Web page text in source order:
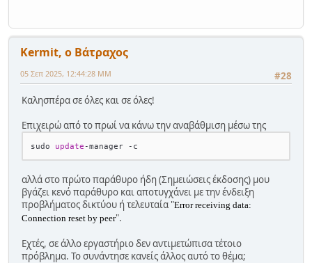
Kermit, ο Βάτραχος
#28
05 Σεπ 2025, 12:44:28 ΜΜ
Καλησπέρα σε όλες και σε όλες!
Επιχειρώ από το πρωί να κάνω την αναβάθμιση μέσω της
sudo update -manager -
αλλά στο πρώτο παράθυρο ήδη (Σημειώσεις έκδοσης) μου
βγάζει κενό παράθυρο και αποτυγχάνει με την ένδειξη
προβλήματος δικτύου ή τελευταία "Error receiving data:
Connection reset by peer".
Εχτές, σε άλλο εργαστήριο δεν αντιμετώπισα τέτοιο
πρόβλημα. Το συνάντησε κανείς άλλος αυτό το θέμα;